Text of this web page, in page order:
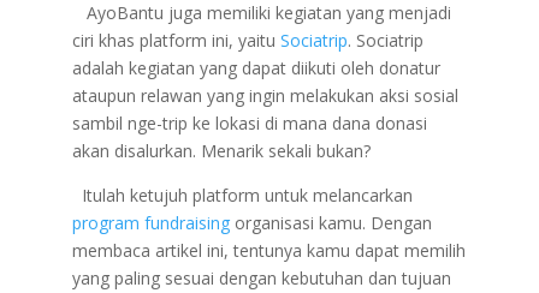
AyoBantu juga memiliki kegiatan yang menjadi
ciri khas platform ini, yaitu Sociatrip. Sociatrip
adalah kegiatan yang dapat diikuti oleh donatur
ataupun relawan yang ingin melakukan aksi sosial
sambil nge-trip ke lokasi di mana dana donasi
akan disalurkan. Menarik sekali bukan?
Itulah ketujuh platform untuk melancarkan
program fundraisingorganisasi kamu. Dengan
membaca artikel ini, tentunya kamu dapat memilih
yang paling sesuai dengan kebutuhan dan tujuan